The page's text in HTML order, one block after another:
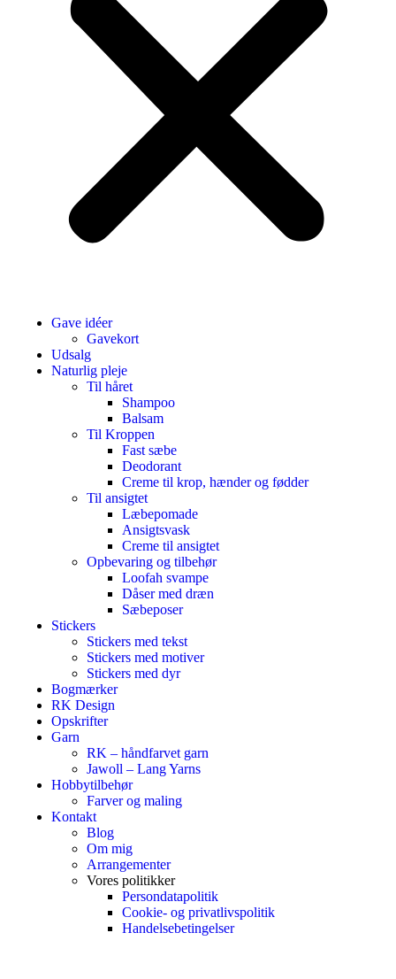
Gave idéer
Gavekort
Udsalg
Naturlig pleje
Til håret
Shampoo
Balsam
Til Kroppen
Fast sæbe
Deodorant
Creme til krop, hænder og fødder
Til ansigtet
Læbepomade
Ansigtsvask
Creme til ansigtet
Opbevaring og tilbehør
Loofah svampe
Dåser med dræn
Sæbeposer
Stickers
Stickers med tekst
Stickers med motiver
Stickers med dyr
Bogmærker
RK Design
Opskrifter
Garn
RK – håndfarvet garn
Jawoll – Lang Yarns
Hobbytilbehør
Farver og maling
Kontakt
Blog
Om mig
Arrangementer
Vores politikker
Persondatapolitik
Cookie- og privatlivspolitik
Handelsebetingelser